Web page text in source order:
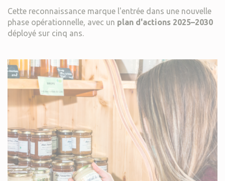
Cette reconnaissance marque l'entrée dans une nouvelle
phase opérationnelle, avec un plan d'actions 2025–2030
déployé sur cinq ans.